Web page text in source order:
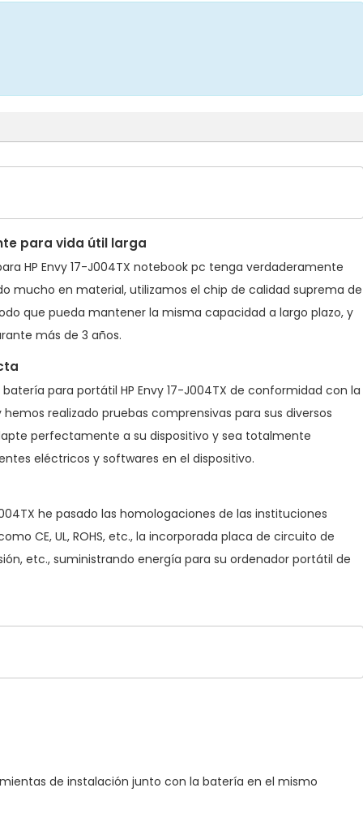
para vida útil larga
HP Envy 17-J004TX notebook pc tenga verdaderamente
mucho en material, utilizamos el chip de calidad suprema de
que pueda mantener la misma capacidad a largo plazo, y
más de 3 años.
batería para portátil HP Envy 17-J004TX de conformidad con la
realizado pruebas comprensivas para sus diversos
perfectamente a su dispositivo y sea totalmente
eléctricos y softwares en el dispositivo.
he pasado las homologaciones de las instituciones
CE, UL, ROHS, etc., la incorporada placa de circuito de
etc., suministrando energía para su ordenador portátil de
de instalación junto con la batería en el mismo